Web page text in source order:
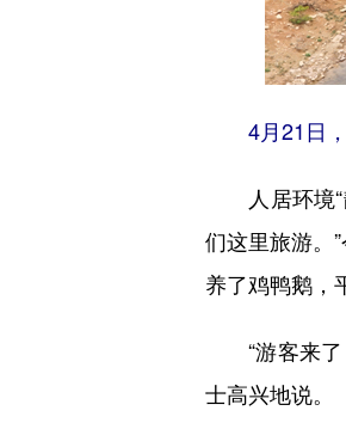
4月21日，
人居环境“
们这里旅游。
养了鸡鸭鹅，
“游客来了
士高兴地说。